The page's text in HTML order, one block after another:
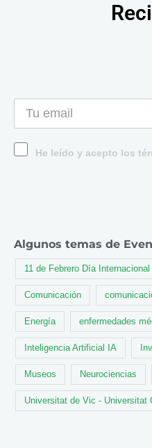
He leído y acepto los
Algunos temas de
11 de Febrero Día
Comunicación
Energía enfermedades
Inteligencia Artificial IA
Museos Neurociencias
Universitat de Vic - Universitat